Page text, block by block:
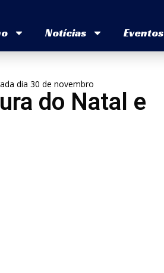
Notícias Eventos
dia 30 de novembro
do Natal e